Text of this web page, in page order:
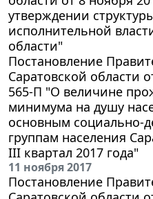
утверждении
исполнительной
области"
Постановление
Саратовской области
565-П "О величине
минимума на душу
основным социально-
группам населения
III квартал 2017 года"
11 ноября 2017
Постановление